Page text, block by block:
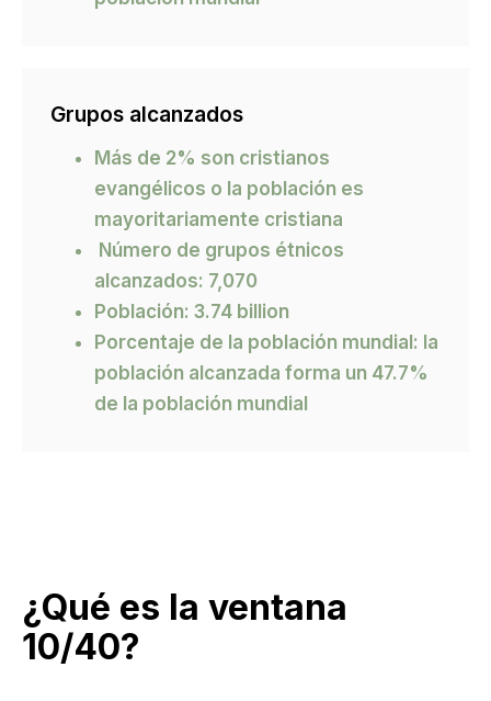
Grupos alcanzados
Más de 2% son cristianos
evangélicos o la población es
mayoritariamente cristiana
Número de grupos étnicos
alcanzados: 7,070
Población: 3.74 billion
Porcentaje de la población mundial: la
población alcanzada forma un 47.7%
de la población mundial
¿Qué es la ventana
10/40?